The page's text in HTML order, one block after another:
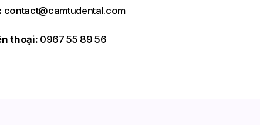
contact@camtudental.com
thoại: 0967 55 89 56